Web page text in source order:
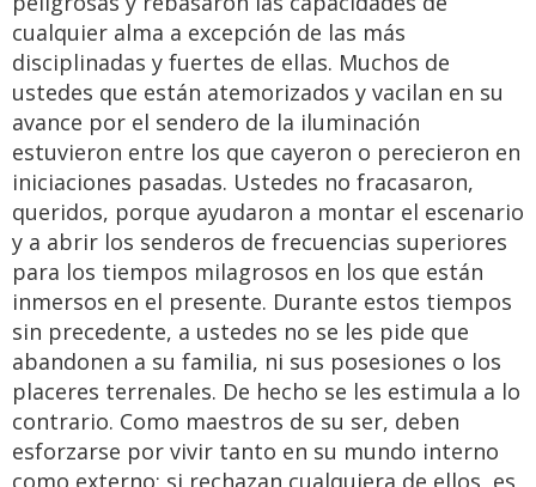
cualquier alma a excepción de las más
disciplinadas y fuertes de ellas. Muchos de
ustedes que están atemorizados y vacilan en su
avance por el sendero de la iluminación
estuvieron entre los que cayeron o perecieron en
iniciaciones pasadas. Ustedes no fracasaron,
queridos, porque ayudaron a montar el escenario
y a abrir los senderos de frecuencias superiores
para los tiempos milagrosos en los que están
inmersos en el presente. Durante estos tiempos
sin precedente, a ustedes no se les pide que
abandonen a su familia, ni sus posesiones o los
placeres terrenales. De hecho se les estimula a lo
contrario. Como maestros de su ser, deben
esforzarse por vivir tanto en su mundo interno
como externo; si rechazan cualquiera de ellos, es